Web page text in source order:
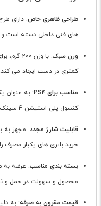
طراحی ظاهری خاص: دارای
های فنی داخلی دسته است
وزن سبک
: با وزن
کمتری در دست ایجاد می کند.
مناسب برای PS4
: به عنوان
کنسول پلی استیشن 4 سینک می شود.
قابلیت شارژ مجدد: مجهز به
خرید باتری های یکبار مصرف
بسته بندی مناسب: عرضه به
محصول و سهولت در حمل و
قیمت مقرون به صرفه: به